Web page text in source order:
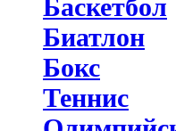
Баскетбол
Биатлон
Бокс
Теннис